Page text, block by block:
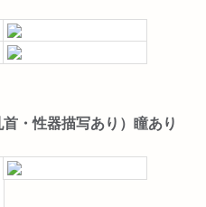
・性器描写あり）瞳あり